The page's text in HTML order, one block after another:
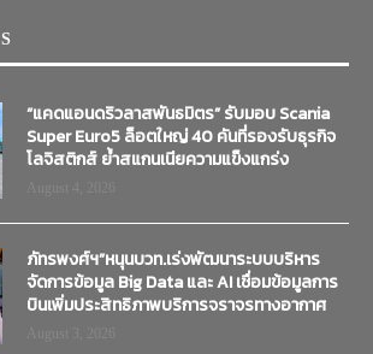
“แคดแอนดริวลาสพันธมิตร” รับมอบ Scania
Super Euro5 ล็อตใหญ่ 40 คันที่รองรับธุรกิจ
โลจิสติกส์ ย้ำสแกนเนียความแข็งแกร่ง
ภัทรพงศ์ฯ”หนุนบวท.เร่งพัฒนาระบบบริหาร
จัดการข้อมูล Big Data และ AI เชื่อมข้อมูลการ
บินเพิ่มประสิทธิภาพบริการจราจรทางอากาศ